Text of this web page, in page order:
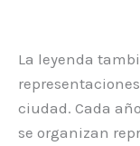
La leyenda
ciudad. Cada
se organizan